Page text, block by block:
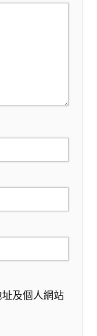
及個人網站